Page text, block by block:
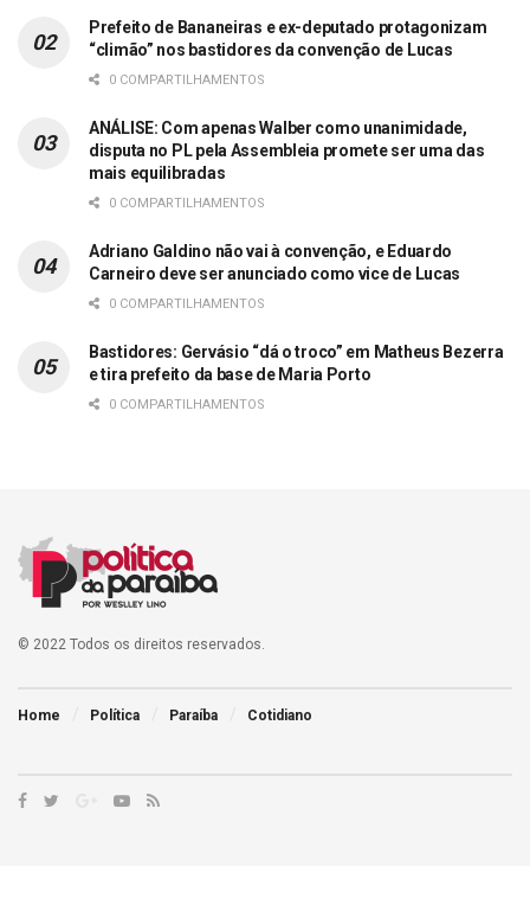
Prefeito de Bananeiras e ex-deputado protagonizam
“climão” nos bastidores da convenção de Lucas
0 COMPARTILHAMENTOS
ANÁLISE: Com apenas Walber como unanimidade,
disputa no PL pela Assembleia promete ser uma das
mais equilibradas
0 COMPARTILHAMENTOS
Adriano Galdino não vai à convenção, e Eduardo
Carneiro deve ser anunciado como vice de Lucas
0 COMPARTILHAMENTOS
Bastidores: Gervásio “dá o troco” em Matheus Bezerra
e tira prefeito da base de Maria Porto
0 COMPARTILHAMENTOS
© 2022 Todos os direitos reservados.
Home Política Paraíba Cotidiano